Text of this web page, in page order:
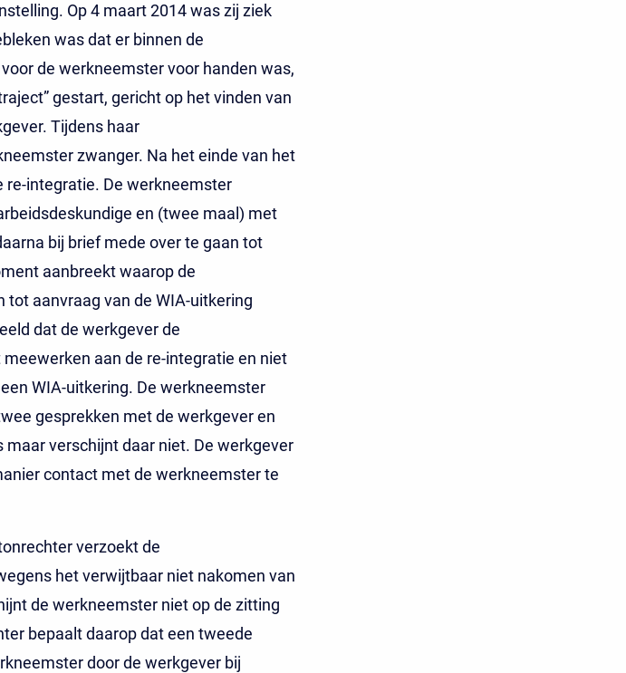
Op 4 maart 2014 was zij ziek
was dat er binnen de
de werkneemster voor handen was,
gestart, gericht op het vinden van
Tijdens haar
zwanger. Na het einde van het
integratie. De werkneemster
en (twee maal) met
bij brief mede over te gaan tot
aanbreekt waarop de
aanvraag van de WIA-uitkering
dat de werkgever de
aan de re-integratie en niet
WIA-uitkering. De werkneemster
gesprekken met de werkgever en
verschijnt daar niet. De werkgever
contact met de werkneemster te
verzoekt de
het verwijtbaar niet nakomen van
de werkneemster niet op de zitting
bepaalt daarop dat een tweede
door de werkgever bij